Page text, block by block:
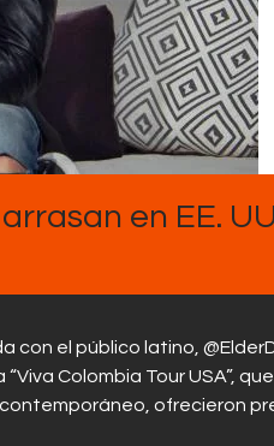
Sobre
Contactos
en EE.
el público latino,
Colombia Tour USA”,
ofrecieron